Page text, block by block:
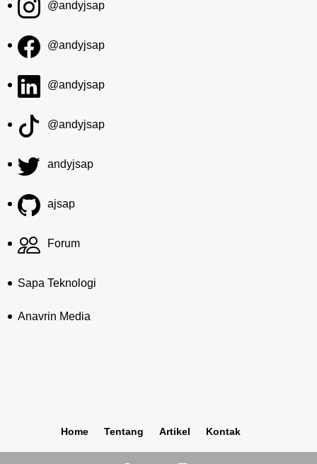
@andyjsap
@andyjsap
@andyjsap
@andyjsap
andyjsap
ajsap
Forum
Sapa Teknologi
Anavrin Media
Home Tentang Artikel Kontak